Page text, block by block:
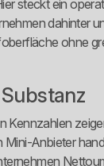
steckt ein
dahinter
ohne
Kennzahlen
Mini-Anbieter